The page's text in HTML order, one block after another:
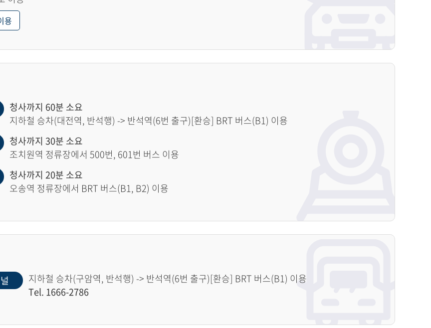
용
청사까지 60분 소요
지하철 승차(대전역, 반석행) -> 반석역(6번 출구)[환승] BRT 버스(B1) 이용
청사까지 30분 소요
조치원역 정류장에서 500번, 601번 버스 이용
청사까지 20분 소요
오송역 정류장에서 BRT 버스(B1, B2) 이용
지하철 승차(구암역, 반석행) -> 반석역(6번 출구)[환승] BRT 버스(B1) 이용
Tel. 1666-2786